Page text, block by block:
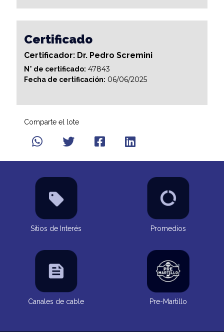
Certificado
Certificador: Dr. Pedro Scremini
N° de certificado: 47843
Fecha de certificación: 06/06/2025
Comparte el lote
Sitios de Interés Promedios
Canales de cable Pre-Martillo